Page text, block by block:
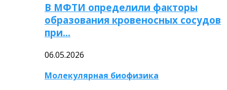
В МФТИ определили факторы
образования кровеносных сосудов
при…
06.05.2026
Молекулярная биофизика